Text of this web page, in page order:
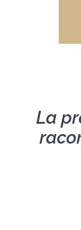
La